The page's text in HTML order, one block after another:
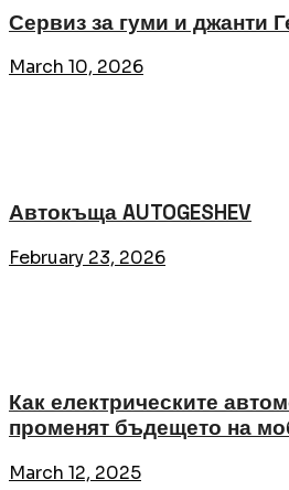
Сервиз за гуми и
March 10, 2026
Автокъща AUTOGESHEV
February 23, 2026
Как електрическите
променят бъдещето на
March 12, 2025